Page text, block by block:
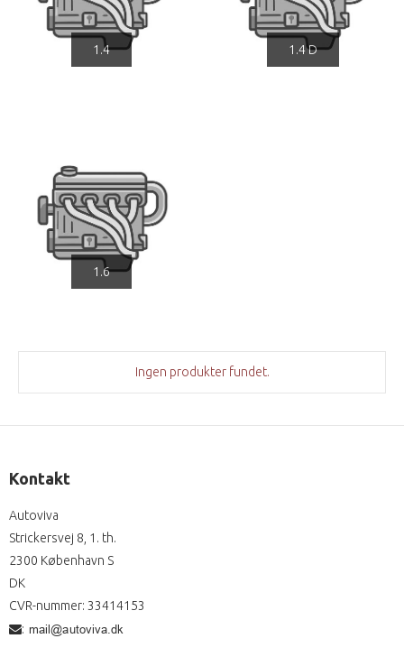
1.4 1.4 D
1.6
Ingen produkter fundet.
Kontakt
Autoviva
Strickersvej 8, 1. th.
2300 København S
DK
CVR-nummer: 33414153
: